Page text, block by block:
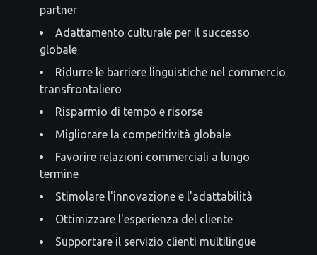
partner
Adattamento culturale per il successo
globale
Ridurre le barriere linguistiche nel commercio
transfrontaliero
Risparmio di tempo e risorse
Migliorare la competitività globale
Favorire relazioni commerciali a lungo
termine
Stimolare l'innovazione e l'adattabilità
Ottimizzare l'esperienza del cliente
Supportare il servizio clienti multilingue